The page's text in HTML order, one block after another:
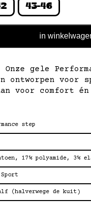
43-46
in
gele
ontworpen voor
voor comfort én
step
17% polyamide, 3%
Sport
(halverwege de kuit)